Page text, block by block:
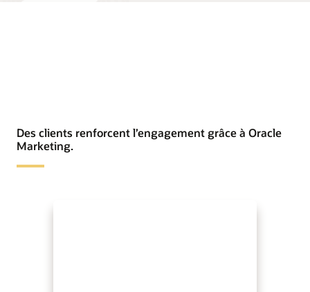
Des clients renforcent l’engagement grâce à Oracle
Marketing.